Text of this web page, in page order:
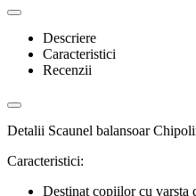
Descriere
Caracteristici
Recenzii
Detalii Scaunel balansoar
Caracteristici:
Destinat copiilor cu varsta